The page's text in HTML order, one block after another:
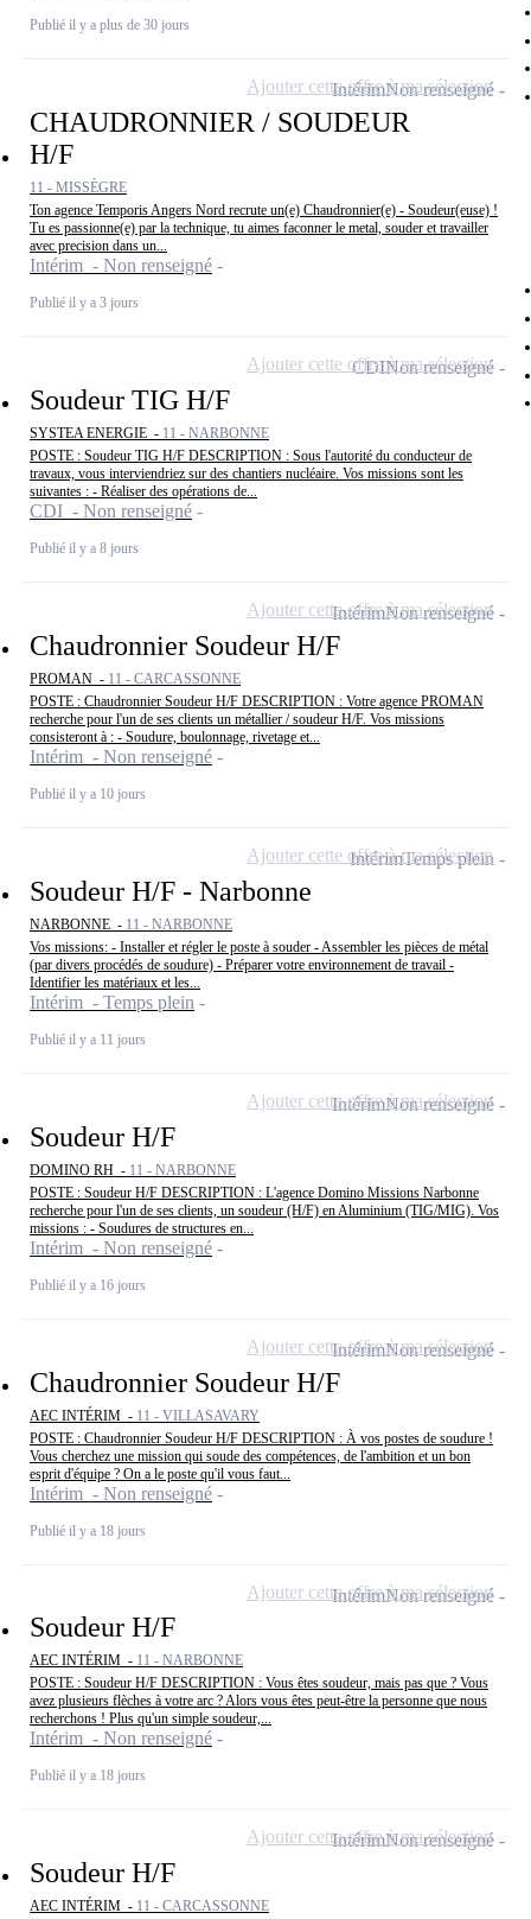
Publié il y a plus de 30 jours
CHAUDRONNIER / SOUDEUR
H/F
11 - MISSÈGRE
Ton agence Temporis Angers Nord recrute un(e) Chaudronnier(e) - Soudeur(euse) !
Tu es passionne(e) par la technique, tu aimes faconner le metal, souder et travailler
avec precision dans un...
Intérim - Non renseigné
Publié il y a 3 jours
IntérimNon renseigné
Ajouter cette offre à ma sélection
Soudeur TIG H/F
SYSTEA ENERGIE - 11 - NARBONNE
POSTE : Soudeur TIG H/F DESCRIPTION : Sous l'autorité du conducteur de
travaux, vous interviendriez sur des chantiers nucléaire. Vos missions sont les
suivantes : - Réaliser des opérations de...
CDI - Non renseigné
Publié il y a 8 jours
CDINon renseigné
Ajouter cette offre à ma sélection
Chaudronnier Soudeur H/F
PROMAN - 11 - CARCASSONNE
POSTE : Chaudronnier Soudeur H/F DESCRIPTION : Votre agence PROMAN
recherche pour l'un de ses clients un métallier / soudeur H/F. Vos missions
consisteront à : - Soudure, boulonnage, rivetage et...
Intérim - Non renseigné
Publié il y a 10 jours
IntérimNon renseigné
Ajouter cette offre à ma sélection
Soudeur H/F - Narbonne
NARBONNE - 11 - NARBONNE
Vos missions: - Installer et régler le poste à souder - Assembler les pièces de métal
(par divers procédés de soudure) - Préparer votre environnement de travail -
Identifier les matériaux et les...
Intérim - Temps plein
Publié il y a 11 jours
IntérimTemps plein
Ajouter cette offre à ma sélection
Soudeur H/F
DOMINO RH - 11 - NARBONNE
POSTE : Soudeur H/F DESCRIPTION : L'agence Domino Missions Narbonne
recherche pour l'un de ses clients, un soudeur (H/F) en Aluminium (TIG/MIG). Vos
missions : - Soudures de structures en...
Intérim - Non renseigné
Publié il y a 16 jours
IntérimNon renseigné
Ajouter cette offre à ma sélection
Chaudronnier Soudeur H/F
AEC INTÉRIM - 11 - VILLASAVARY
POSTE : Chaudronnier Soudeur H/F DESCRIPTION : À vos postes de soudure !
Vous cherchez une mission qui soude des compétences, de l'ambition et un bon
esprit d'équipe ? On a le poste qu'il vous faut...
Intérim - Non renseigné
Publié il y a 18 jours
IntérimNon renseigné
Ajouter cette offre à ma sélection
Soudeur H/F
AEC INTÉRIM - 11 - NARBONNE
POSTE : Soudeur H/F DESCRIPTION : Vous êtes soudeur, mais pas que ? Vous
avez plusieurs flèches à votre arc ? Alors vous êtes peut-être la personne que nous
recherchons ! Plus qu'un simple soudeur,...
Intérim - Non renseigné
Publié il y a 18 jours
IntérimNon renseigné
Ajouter cette offre à ma sélection
Soudeur H/F
AEC INTÉRIM - 11 - CARCASSONNE
IntérimNon renseigné
Ajouter cette offre à ma sélection